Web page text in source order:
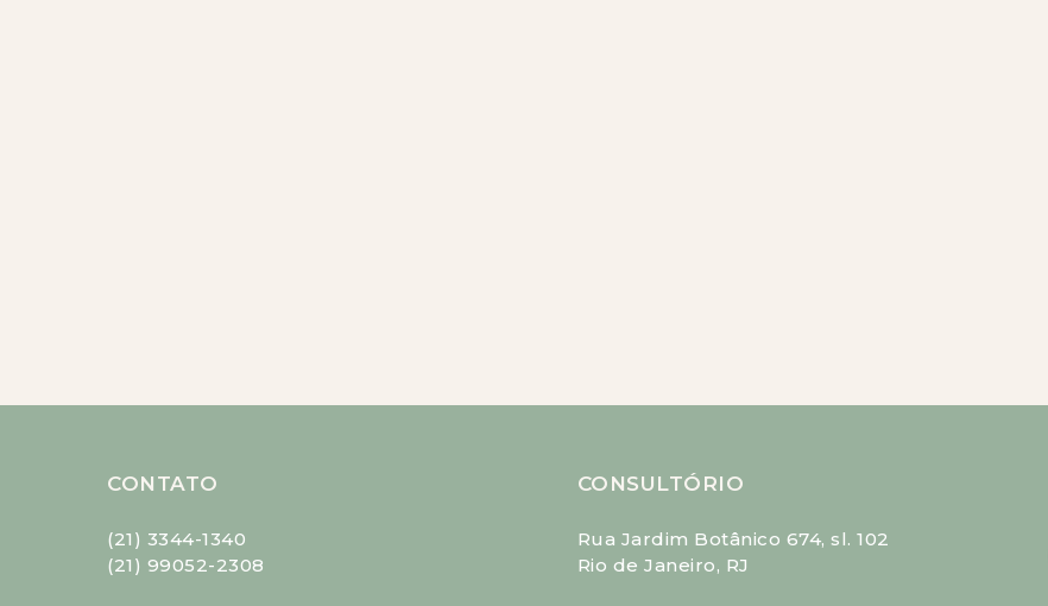
CONTATO
(21) 3344-1340
(21) 99052-2308
CONSULTÓRIO
Rua Jardim Botânico 674, sl. 102
Rio de Janeiro, RJ